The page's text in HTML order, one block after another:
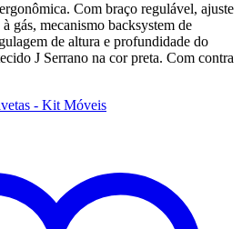
Com braço regulável, ajuste
gás, mecanismo backsystem de
de altura e profundidade do
J Serrano na cor preta. Com contra